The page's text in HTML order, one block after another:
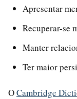
Apresentar
Recuperar-se
Manter
Ter maior
OCambridge